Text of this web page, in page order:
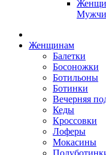
Женщинам
Балетки
Босоножки
Ботильоны
Ботинки
Вечерняя
Кеды
Кроссовки
Лоферы
Мокасины